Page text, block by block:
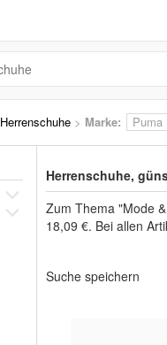
Herrenschuhe > Marke: Puma
Herrenschuhe,
Zum Thema "Mode
18,09 €. Bei allen
Suche speichern